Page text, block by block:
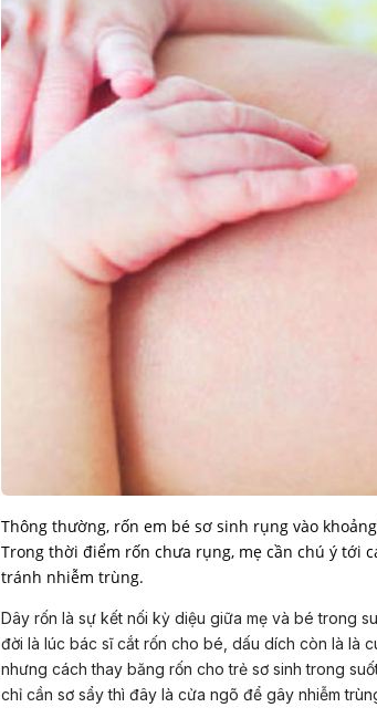
Thông thường, rốn em bé sơ sinh rụng vào
Trong thời điểm rốn chưa rụng, mẹ cần chú ý tới
tránh nhiễm trùng.
Dây rốn là sự kết nối kỳ diệu giữa mẹ và bé trong
đời là lúc bác sĩ cắt rốn cho bé, dấu dích còn là là
nhưng cách thay băng rốn cho trẻ sơ sinh trong
chỉ cần sơ sẩy thì đây là cửa ngõ để gây nhiễm